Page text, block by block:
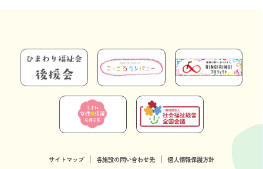
サイトマップ 各施設の問い合わせ先 個人情報保護方針